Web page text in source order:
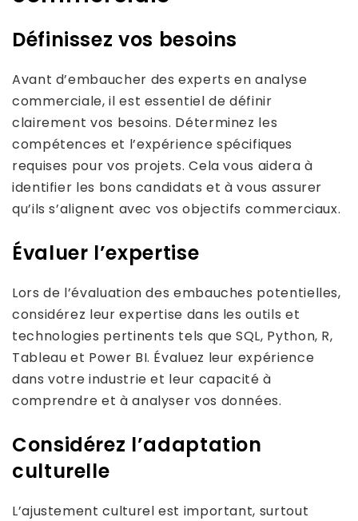
Définissez vos besoins
Avant d’embaucher des experts en analyse
commerciale, il est essentiel de définir
clairement vos besoins. Déterminez les
compétences et l’expérience spécifiques
requises pour vos projets. Cela vous aidera à
identifier les bons candidats et à vous assurer
qu’ils s’alignent avec vos objectifs commerciaux.
Évaluer l’expertise
Lors de l’évaluation des embauches potentielles,
considérez leur expertise dans les outils et
technologies pertinents tels que SQL, Python, R,
Tableau et Power BI. Évaluez leur expérience
dans votre industrie et leur capacité à
comprendre et à analyser vos données.
Considérez l’adaptation
culturelle
L’ajustement culturel est important, surtout